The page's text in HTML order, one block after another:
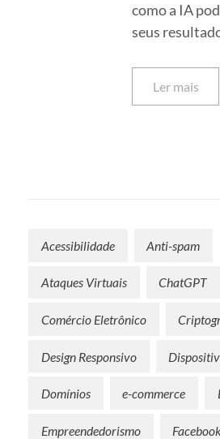
como a IA
seus
Ler mais
Acessibilidade Anti-spam
Ataques Virtuais ChatGPT
Comércio Eletrônico
Design Responsivo
Domínios e-commerce
Empreendedorismo